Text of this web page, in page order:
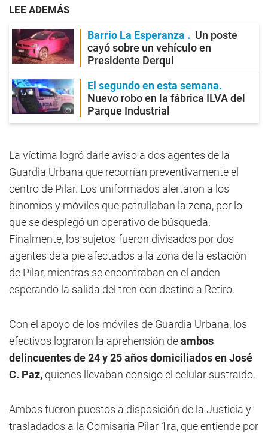
LEE ADEMÁS
Barrio La Esperanza
Un poste
cayó sobre un vehículo en
Presidente Derqui
El segundo en esta semana
Nuevo robo en la fábrica ILVA del
Parque Industrial
La víctima logró darle aviso a dos agentes de la
Guardia Urbana que recorrían preventivamente el
centro de Pilar. Los uniformados alertaron a los
binomios y móviles que patrullaban la zona, por lo
que se desplegó un operativo de búsqueda.
Finalmente, los sujetos fueron divisados por dos
agentes de a pie afectados a la zona de la estación
de Pilar, mientras se encontraban en el anden
esperando la salida del tren con destino a Retiro.
Con el apoyo de los móviles de Guardia Urbana, los
efectivos lograron la aprehensión deambos
delincuentes de 24 y 25 años domiciliados en José
C. Paz, quienes llevaban consigo el celular sustraído.
Ambos fueron puestos a disposición de la Justicia y
trasladados a la Comisaría Pilar 1ra, que entiende por